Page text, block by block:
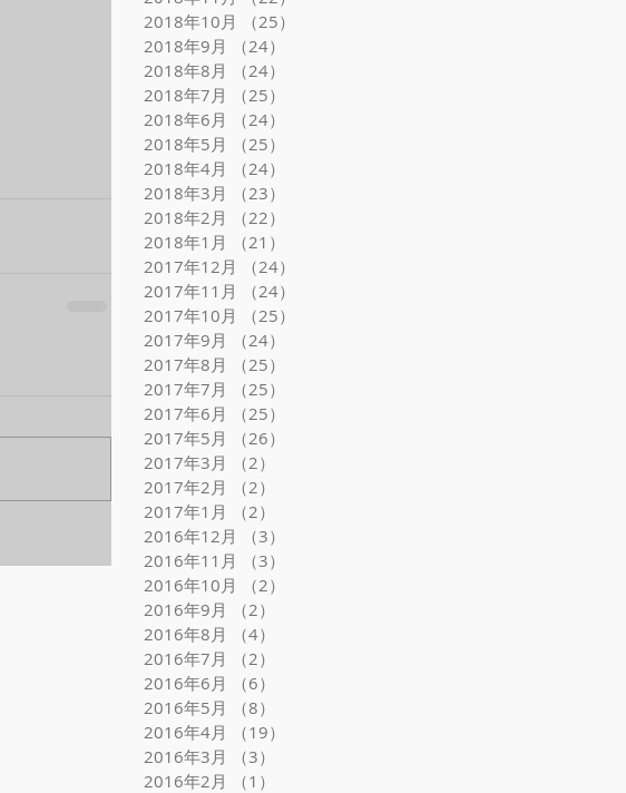
2018年10月
（25）
2018年9月
（24）
2018年8月
（24）
2018年7月
（25）
2018年6月
（24）
2018年5月
（25）
2018年4月
（24）
2018年3月
（23）
2018年2月
（22）
2018年1月
（21）
2017年12月
（24）
2017年11月
（24）
2017年10月
（25）
2017年9月
（24）
2017年8月
（25）
2017年7月
（25）
2017年6月
（25）
2017年5月
（26）
2017年3月
（2）
2017年2月
（2）
2017年1月
（2）
2016年12月
（3）
2016年11月
（3）
2016年10月
（2）
2016年9月
（2）
2016年8月
（4）
2016年7月
（2）
2016年6月
（6）
2016年5月
（8）
2016年4月
（19）
2016年3月
（3）
2016年2月
（1）